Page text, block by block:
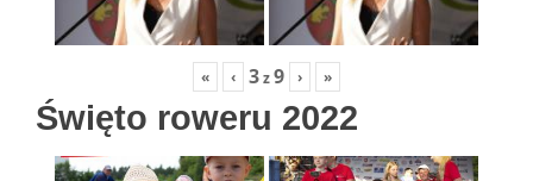
« ‹ 3z9 › »
Święto roweru 2022